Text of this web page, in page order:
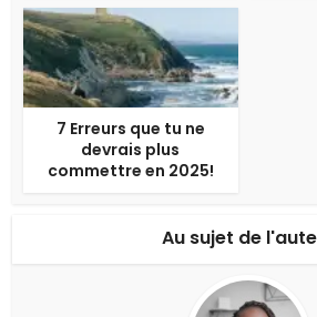
7 Erreurs que tu ne
devrais plus
commettre en 2025!
Au sujet de